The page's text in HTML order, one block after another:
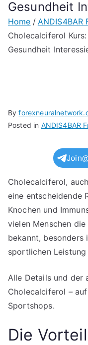
Gesundheit
Home
ANDIS4BAR
Cholecalciferol
Gesundheit
By
Posted in ANDIS4BAR
Cholecalciferol,
eine entscheidende
Knochen und
vielen Menschen
bekannt, besonders
sportlichen
Alle Details und der
Cholecalciferol –
Sportshops.
Die